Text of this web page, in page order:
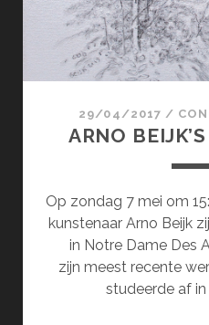
29/04/2017 /
ARNO
Op zondag 7 mei om
kunstenaar Arno Beijk
in Notre Dame Des
zijn meest recente
studeerde af in